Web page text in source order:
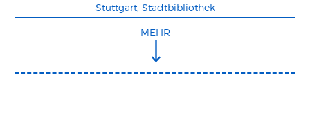
Stuttgart, Stadtbibliothek
MEHR